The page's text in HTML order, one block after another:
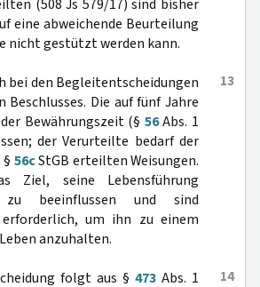
(508 Js 579/17) sind bisher
eine abweichende Beurteilung
nicht gestützt werden kann.
13
bei den Begleitentscheidungen
Beschlusses. Die auf fünf Jahre
Bewährungszeit (§ 56Abs. 1
der Verurteilte bedarf der
56cStGB erteilten Weisungen.
Ziel, seine Lebensführung
zu beeinflussen und sind
erforderlich, um ihn zu einem
anzuhalten.
14
folgt aus § 473 Abs. 1